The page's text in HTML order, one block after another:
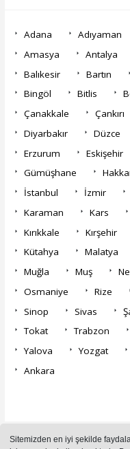
Sitemizden en iyi şekilde
Adana Adıyaman
Amasya
Antalya
Balıkesir
Bartın
Bingöl
Bitlis
Çanakkale
Çankırı
Diyarbakır
Düzce
Erzurum
Eskişehir
Gümüşhane
İstanbul
İzmir
Karaman
Kars
Kırıkkale
Kırşehir
Kütahya
Malatya
Muğla
Muş
Osmaniye
Rize
Sinop
Sivas
Tokat
Trabzon
Yalova
Yozgat
Ankara